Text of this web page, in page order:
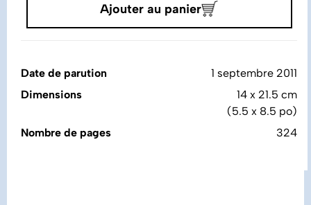
Ajouter au panier
Date de parution
1 septembre 2011
Dimensions
14 x 21.5 cm
(5.5 x 8.5 po)
Nombre de pages
324